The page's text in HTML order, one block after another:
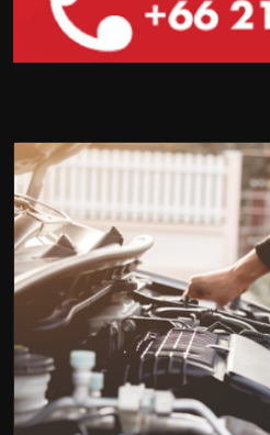
เท่านั้น
สำหรับลูกค้าธุรกิจเท่านั้น